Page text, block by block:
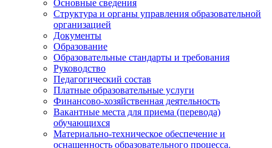
Основные сведения
Структура и органы управления образовательной
организацией
Документы
Образование
Образовательные стандарты и требования
Руководство
Педагогический состав
Платные образовательные услуги
Финансово-хозяйственная деятельность
Вакантные места для приема (перевода)
обучающихся
Материально-техническое обеспечение и
оснащенность образовательного процесса.